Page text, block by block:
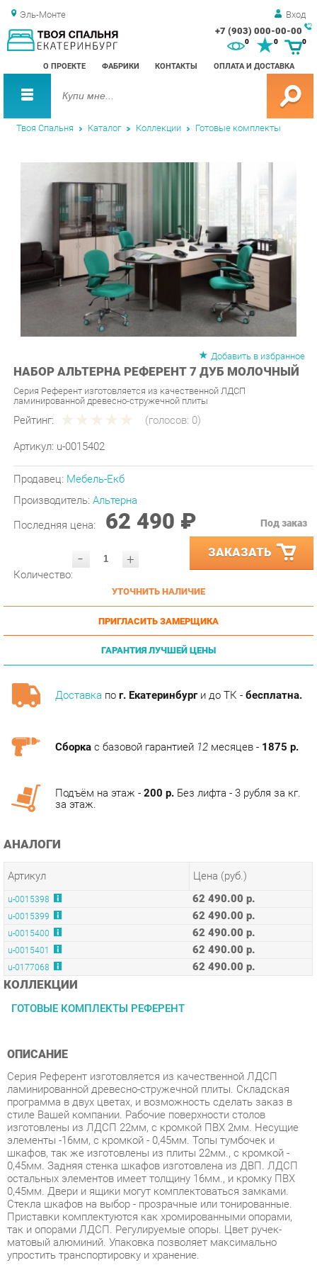
Эль-Монте Вход
+7 (903) 000-00-00
О ПРОЕКТЕ ФАБРИКИ КОНТАКТЫ ОПЛАТА И ДОСТАВКА
0 0
Твоя Спальня Каталог Коллекции Готовые комплекты
НАБОР АЛЬТЕРНА РЕФЕРЕНТ 7 ДУБ МОЛОЧНЫЙ
Серия Референт изготовляется из качественной ЛДСП
ламинированной древесно-стружечной плиты
Рейтинг: (голосов:0)
u-0015402
Производитель:Альтерна
Последняя цена: 62 490 ₽
- ЗАКАЗАТЬ
УТОЧНИТЬ НАЛИЧИЕ
ПРИГЛАСИТЬ ЗАМЕРЩИКА
ГАРАНТИЯ ЛУЧШЕЙ ЦЕНЫ
Доставкапог. Екатеринбурги до ТК -бесплатна.
АНАЛОГИ
Артикул
u-0015398 62 490.00 р.
u-0015399 62 490.00 р.
u-0015400 62 490.00 р.
u-0015401 62 490.00 р.
u-0177068 62 490.00 р.
КОЛЛЕКЦИИ
ГОТОВЫЕ КОМПЛЕКТЫ РЕФЕРЕНТ
ОПИСАНИЕ
программа в двух цветах, и возможность сделать заказ в
стиле Вашей компании. Рабочие поверхности столов
изготовлены из ЛДСП 22мм, с кромкой ПВХ 2мм. Несущие
элементы -16мм, с кромкой - 0,45мм. Топы тумбочек и
шкафов, так же изготовлены из плиты 22мм., с кромкой -
0,45мм. Задняя стенка шкафов изготовлена из ДВП. ЛДСП
остальных элементов имеет толщину 16мм., и кромку ПВХ
0,45мм. Двери и ящики могут комплектоваться замками.
Стекла шкафов на выбор - прозрачные или тонированные.
Приставки комплектуются как хромированными опорами,
так и опорами ЛДСП. Регулируемые опоры. Цвет ручек-
матовый алюминий. Упаковка позволяет максимально
упростить транспортировку и хранение.
Условия покупки
Благодаря качественным фото, исчерпывающей информации
о характеристиках и параметрах, а также отзывам